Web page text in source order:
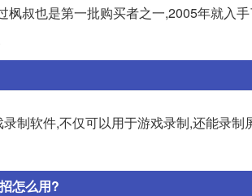
枫叔也是第一批购买者之一,2005年就入
制软件,不仅可以用于游戏录制,还能录
怎么用?